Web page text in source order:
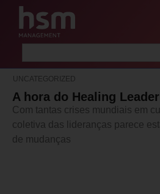
UNCATEGORIZED
A hora do Healing
Com tantas crises mundiais em
coletiva das lideranças parece
de mudanças